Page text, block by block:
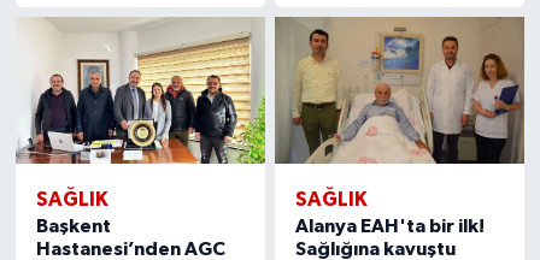
SAĞLIK
Başkent
Hastanesi’nden AGC
SAĞLIK
Alanya EAH'ta bir ilk!
Sağlığına kavuştu